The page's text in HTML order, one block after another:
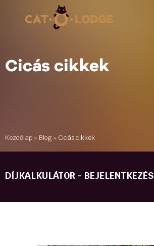
Cicás cikkek
Kezdőlap » Blog » Cicás cikkek
DÍJKALKULÁTOR - BEJELENTKEZÉS